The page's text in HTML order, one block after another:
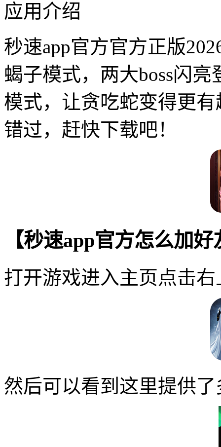
应用介绍
秒速app官方官方正版
蝎子模式，两大boss闪
模式，让贪吃蛇变得更
错过，赶快下载吧！
【秒速app官方怎么加
打开游戏进入主页点击
然后可以看到这里提供